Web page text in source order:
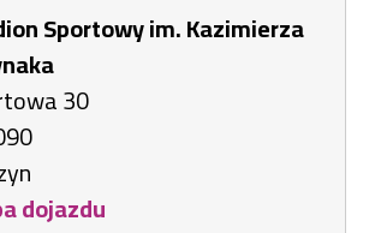
Sportowy im. Kazimierza
30
dojazdu